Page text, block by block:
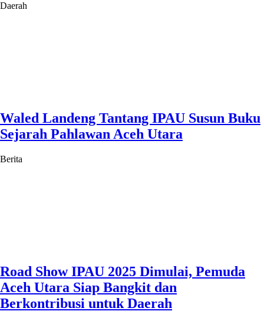
Daerah
Waled Landeng Tantang IPAU Susun Buku
Sejarah Pahlawan Aceh Utara
Berita
Road Show IPAU 2025 Dimulai, Pemuda
Aceh Utara Siap Bangkit dan
Berkontribusi untuk Daerah